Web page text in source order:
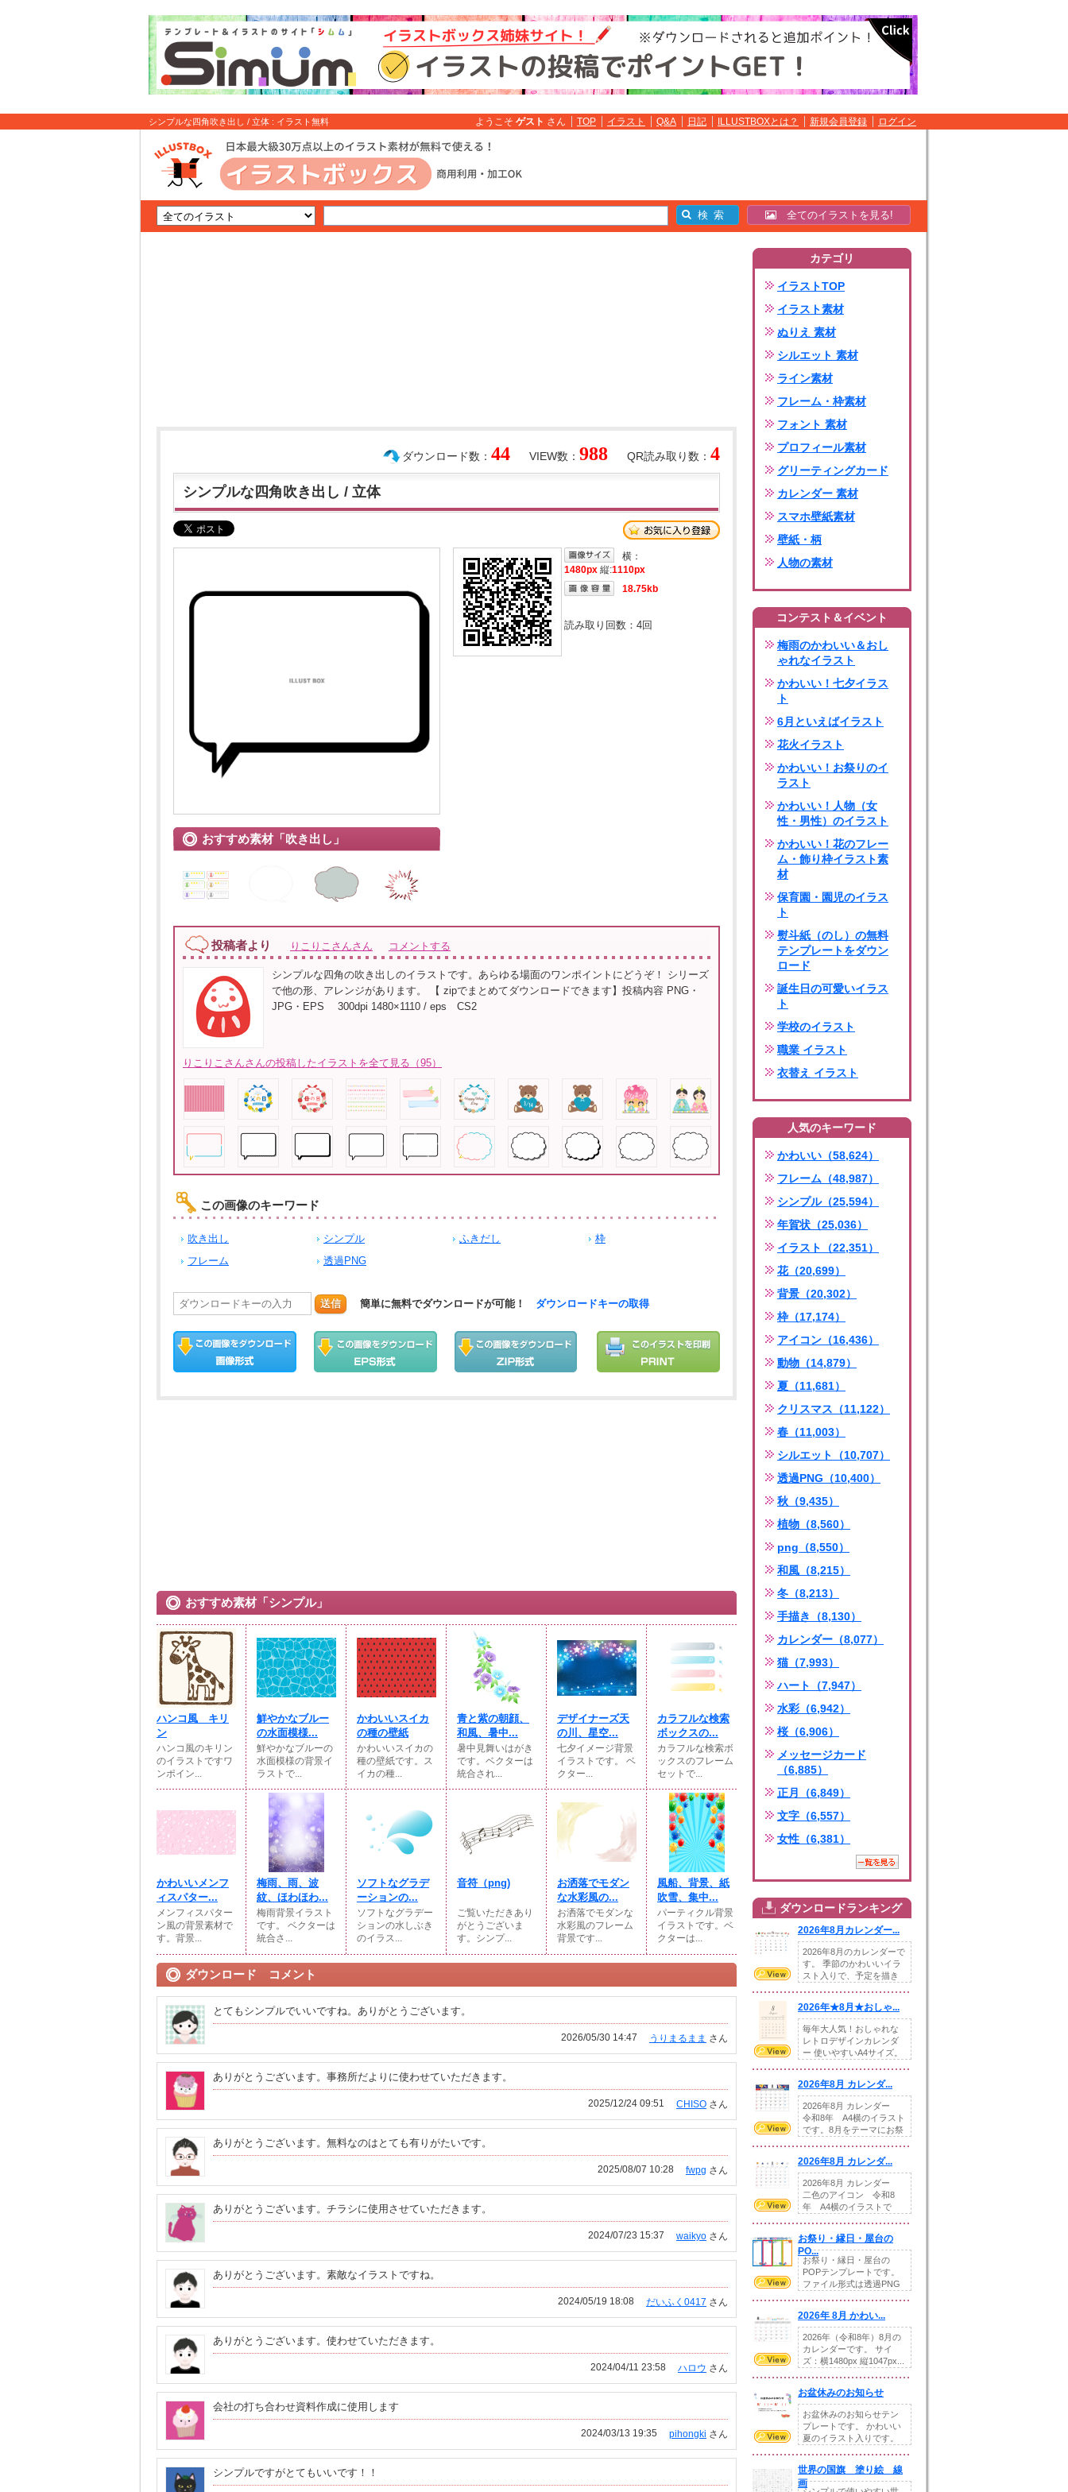
シンプルな四角吹き出し / 立体 : イラスト無料 ようこそ ゲスト さん TOP イラスト Q&A 日記 ILLUSTBOXとは？ 新規会員登録 ログイン
全てのイラストを見る!
QR読み取り数： 4
VIEW数： 988
ダウンロード数： 44
シンプルな四角吹き出し / 立体
おすすめ素材「吹き出し」
横：
1480px 縦:1110px
18.75kb
読み取り回数： 4回
投稿者より りこりこさんさん コメントする
シンプルな四角の吹き出しのイラストです。あらゆる場面のワンポイントにどうぞ！ シリーズ
で他の形、アレンジがあります。 【 zipでまとめてダウンロードできます】投稿内容 PNG・
JPG・EPS 300dpi 1480×1110 / eps CS2
りこりこさんさんの投稿したイラストを全て見る（95）
この画像のキーワード
吹き出し シンプル ふきだし
枠
フレーム
透過PNG
送信 簡単に無料でダウンロードが可能！ ダウンロードキーの取得
おすすめ素材「シンプル」
ハンコ風 キリ
ン
ハンコ風のキリン
のイラストですワ
ンポイン...
鮮やかなブルー
の水面模様...
鮮やかなブルーの
水面模様の背景イ
ラストで...
かわいいスイカ
の種の壁紙
かわいいスイカの
種の壁紙です。ス
イカの種...
青と紫の朝顔、
和風、暑中...
暑中見舞いはがき
です。ベクターは
統合され...
デザイナーズ天
の川、星空...
七夕イメージ背景
イラストです。 ベ
クター...
カラフルな検索
ボックスの...
カラフルな検索ボ
ックスのフレーム
セットで...
かわいいメンフ
ィスパター...
メンフィスパター
ン風の背景素材で
す。背景...
梅雨、雨、波
紋、ほわほわ...
梅雨背景イラスト
です。 ベクターは
統合さ...
ソフトなグラデ
ーションの...
ソフトなグラデー
ションの水しぶき
のイラス...
音符（png)
ご覧いただきあり
がとうございま
す。シンプ...
お洒落でモダン
な水彩風の...
お洒落でモダンな
水彩風のフレーム
背景です...
風船、背景、紙
吹雪、集中...
パーティクル背景
イラストです。ベ
クターは...
ダウンロード コメント
とてもシンプルでいいですね。ありがとうございます。
うりまるまま さん
2026/05/30 14:47
ありがとうございます。事務所だよりに使わせていただきます。
CHISO さん
2025/12/24 09:51
ありがとうございます。無料なのはとても有りがたいです。
fwpg さん
2025/08/07 10:28
ありがとうございます。チラシに使用させていただきます。
waikyo さん
2024/07/23 15:37
ありがとうございます。素敵なイラストですね。
だいふく0417 さん
2024/05/19 18:08
ありがとうございます。使わせていただきます。
ハロウ さん
2024/04/11 23:58
会社の打ち合わせ資料作成に使用します
pihongki さん
2024/03/13 19:35
シンプルですがとてもいいです！！
カテゴリ
イラストTOP
イラスト素材
ぬりえ 素材
シルエット 素材
ライン素材
フレーム・枠素材
フォント 素材
プロフィール素材
グリーティングカード
カレンダー 素材
スマホ壁紙素材
壁紙・柄
人物の素材
コンテスト＆イベント
梅雨のかわいい＆おし
ゃれなイラスト
かわいい！七夕イラス
ト
6月といえばイラスト
花火イラスト
かわいい！お祭りのイ
ラスト
かわいい！人物（女
性・男性）のイラスト
かわいい！花のフレー
ム・飾り枠イラスト素
材
保育園・園児のイラス
ト
熨斗紙（のし）の無料
テンプレートをダウン
ロード
誕生日の可愛いイラス
ト
学校のイラスト
職業 イラスト
衣替え イラスト
人気のキーワード
かわいい（58,624）
フレーム（48,987）
シンプル（25,594）
年賀状（25,036）
イラスト（22,351）
花（20,699）
背景（20,302）
枠（17,174）
アイコン（16,436）
動物（14,879）
夏（11,681）
クリスマス（11,122）
春（11,003）
シルエット（10,707）
透過PNG（10,400）
秋（9,435）
植物（8,560）
png（8,550）
和風（8,215）
冬（8,213）
手描き（8,130）
カレンダー（8,077）
猫（7,993）
ハート（7,947）
水彩（6,942）
桜（6,906）
メッセージカード
（6,885）
正月（6,849）
文字（6,557）
女性（6,381）
ダウンロードランキング
2026年8月カレンダー...
2026年8月のカレンダーで
す。 季節のかわいいイラ
スト入りで、予定を描き
2026年★8月★おしゃ...
毎年大人気！おしゃれな
レトロデザインカレンダ
ー 使いやすいA4サイズ。
2026年8月 カレンダ...
2026年8月 カレンダー
令和8年 A4横のイラスト
です。8月をテーマにお祭
2026年8月 カレンダ...
2026年8月 カレンダー
二色のアイコン 令和8
年 A4横のイラストで
お祭り・縁日・屋台の
PO...
お祭り・縁日・屋台の
POPテンプレートです。
ファイル形式は透過PNG
2026年 8月 かわい...
2026年（令和8年）8月の
カレンダーです。 サイ
ズ：横1480px 縦1047px...
お盆休みのお知らせ
お盆休みのお知らせテン
プレートです。 かわいい
夏のイラスト入りです。
世界の国旗 塗り絵 線
画